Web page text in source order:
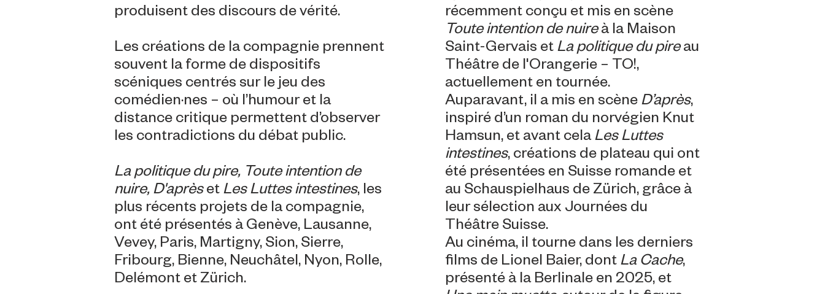
produisent des discours de vérité.
Les créations de la compagnie prennent
souvent la forme de dispositifs
scéniques centrés sur le jeu des
comédien·nes – où l’humour et la
distance critique permettent d’observer
les contradictions du débat public.
La politique du pire, Toute intention de
nuire, D'aprèset Les Luttes intestines, les
plus récents projets de la compagnie,
ont été présentés à Genève, Lausanne,
Vevey, Paris, Martigny, Sion, Sierre,
Fribourg, Bienne, Neuchâtel, Nyon, Rolle,
Delémont et Zürich.​​​​
récemment conçu et mis en scène
Toute intention de nuireà la Maison
Saint-Gervais et La politique du pireau
Théâtre de l'Orangerie – TO!,
actuellement en tournée.
Auparavant, il a mis en scène D’après,
inspiré d’un roman du norvégien Knut
Hamsun, et avant celaLes Luttes
intestines, créations de plateau qui ont
été présentées en Suisse romande et
au Schauspielhaus de Zürich, grâce à
leur sélection aux Journées du
Théâtre Suisse.
Au cinéma, il tourne dans les derniers
films de Lionel Baier, dont La Cache,
présenté à la Berlinale en 2025, et